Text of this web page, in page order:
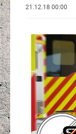
21.12.18 00:00